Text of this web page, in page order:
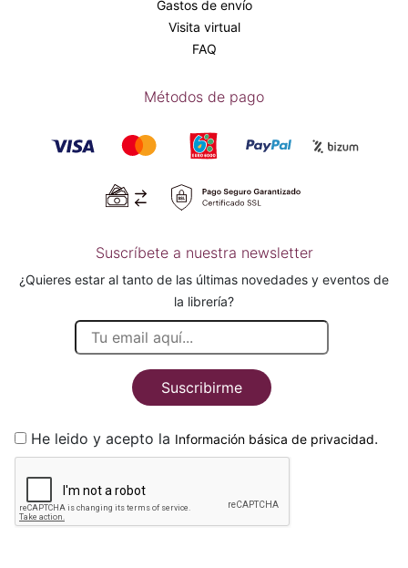
Gastos de envío
Visita virtual
FAQ
Métodos de pago
Suscríbete a nuestra newsletter
¿Quieres estar al tanto de las últimas novedades y eventos de
la librería?
Suscribirme
He leido y acepto la Información básica de privacidad.